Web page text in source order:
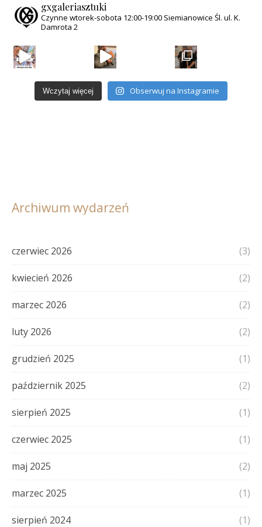
gxgaleriasztuki
Czynne wtorek-sobota 12:00-19:00 Siemianowice Śl. ul. K.
Damrota 2
Wczytaj więcej Obserwuj na Instagramie
Archiwum wydarzeń
czerwiec 2026 (3)
kwiecień 2026 (2)
marzec 2026 (2)
luty 2026 (2)
grudzień 2025 (1)
październik 2025 (2)
sierpień 2025 (1)
czerwiec 2025 (1)
maj 2025 (2)
marzec 2025 (1)
sierpień 2024 (1)